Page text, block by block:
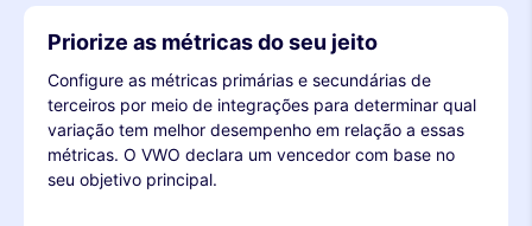
Priorize as métricas do seu jeito
Configure as métricas primárias e secundárias de
terceiros por meio de integrações para determinar qual
variação tem melhor desempenho em relação a essas
métricas. O VWO declara um vencedor com base no
seu objetivo principal.